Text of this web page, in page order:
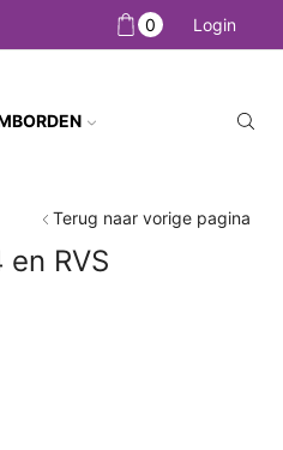
0 Login
Terug naar vorige pagina
RVS